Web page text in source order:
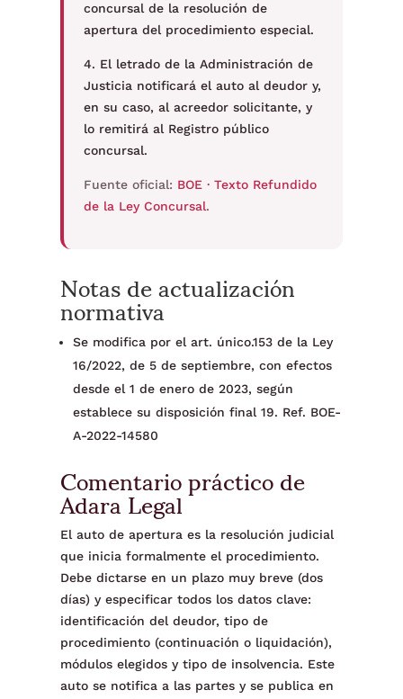
concursal de la resolución de
apertura del procedimiento especial.
4. El letrado de la Administración de
Justicia notificará el auto al deudor y,
en su caso, al acreedor solicitante, y
lo remitirá al Registro público
concursal.
Fuente oficial: BOE · Texto Refundido
de la Ley Concursal.
Notas de actualización
normativa
Se modifica por el art. único.153 de la Ley
16/2022, de 5 de septiembre, con efectos
desde el 1 de enero de 2023, según
establece su disposición final 19. Ref. BOE-
A-2022-14580
Comentario práctico de
Adara Legal
El auto de apertura es la resolución judicial
que inicia formalmente el procedimiento.
Debe dictarse en un plazo muy breve (dos
días) y especificar todos los datos clave:
identificación del deudor, tipo de
procedimiento (continuación o liquidación),
módulos elegidos y tipo de insolvencia. Este
auto se notifica a las partes y se publica en